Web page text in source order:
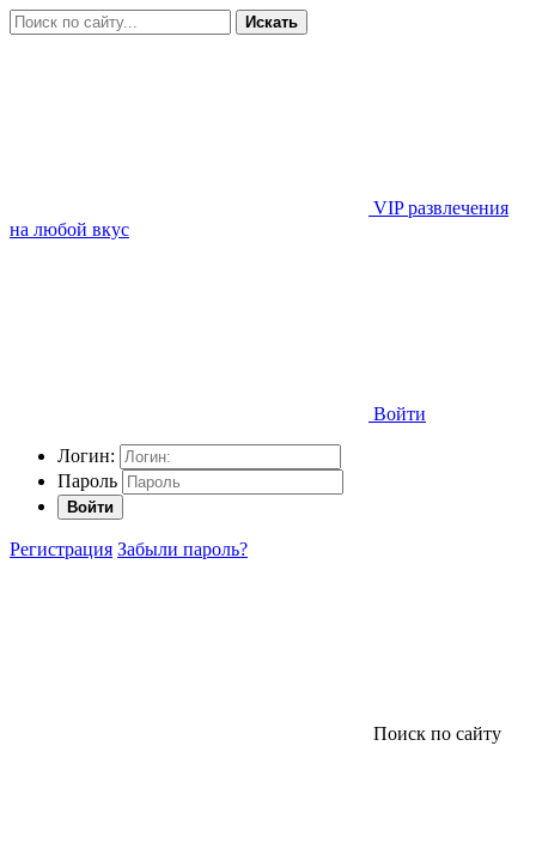
Искать
VIP развлечения
на любой вкус
Войти
Логин:
Пароль
Войти
Регистрация Забыли пароль?
Поиск по сайту